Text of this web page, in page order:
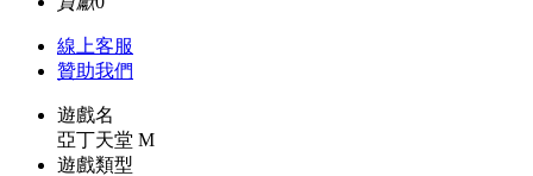
線上客服
贊助我們
遊戲名
亞丁天堂 M
遊戲類型